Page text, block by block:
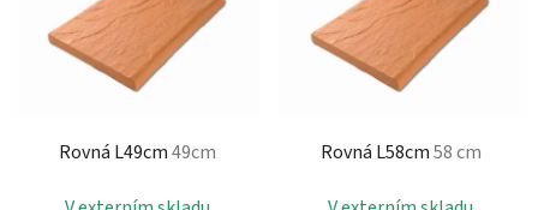
Rovná L49cm49cm Rovná L58cm58 cm